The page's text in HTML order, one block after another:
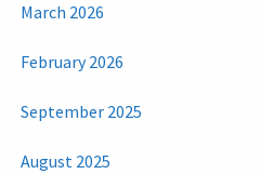
March 2026
February 2026
September 2025
August 2025